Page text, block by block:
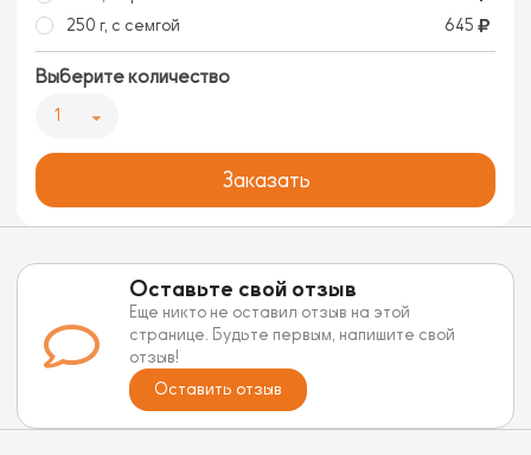
250 г, c семгой
645
Выберите количество
1
Заказать
Оставьте свой отзыв
Еще никто не оставил отзыв на этой
странице. Будьте первым, напишите свой
отзыв!
Оставить отзыв